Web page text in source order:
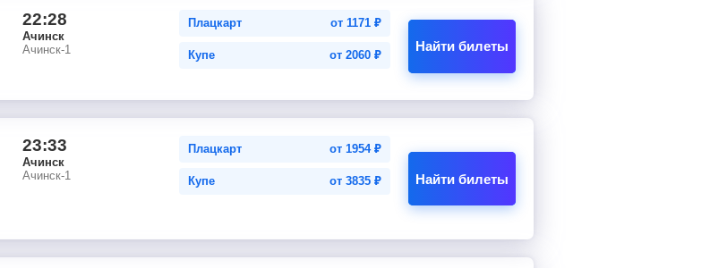
22:28
Ачинск
Ачинск-1
Плацкарт от 1171 ₽
Купе от 2060 ₽
Найти билеты
23:33
Ачинск
Ачинск-1
Плацкарт от 1954₽
Купе от 3835 ₽ Найти билеты